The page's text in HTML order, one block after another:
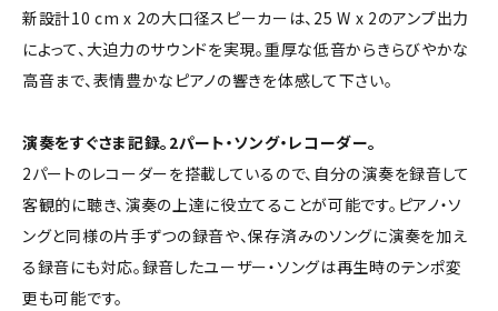
新設計10 cm x 2の大口径スピーカーは、25 W x 2のアンプ出力
によって、大迫力のサウンドを実現。重厚な低音からきらびやかな
高音まで、表情豊かなピアノの響きを体感して下さい。
演奏をすぐさま記録。2パート・ソング・レコーダー。
2パートのレコーダーを搭載しているので、自分の演奏を録音して
客観的に聴き、演奏の上達に役立てることが可能です。ピアノ・ソ
ングと同様の片手ずつの録音や、保存済みのソングに演奏を加え
る録音にも対応。録音したユーザー・ソングは再生時のテンポ変
更も可能です。